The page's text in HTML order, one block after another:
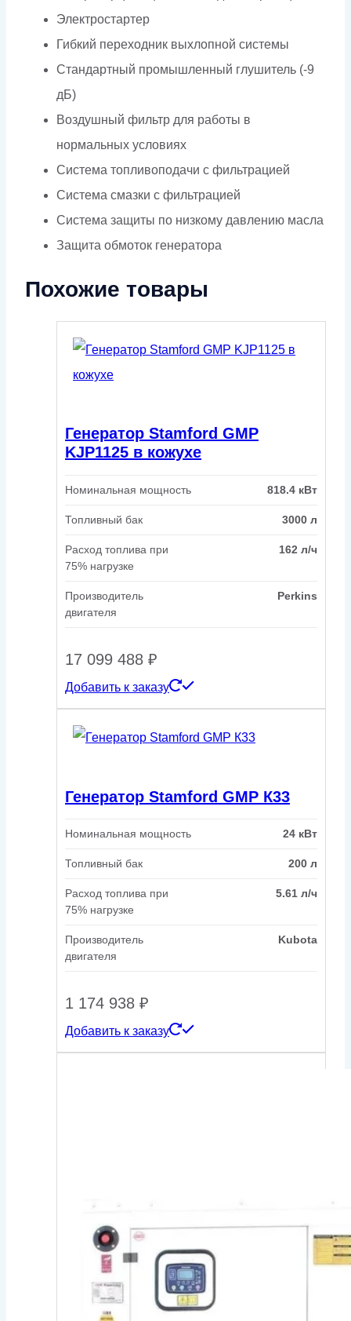
Электростартер
Гибкий переходник выхлопной системы
Стандартный промышленный глушитель (-9
дБ)
Воздушный фильтр для работы в
нормальных условиях
Система топливоподачи с фильтрацией
Система смазки с фильтрацией
Система защиты по низкому давлению масла
Защита обмоток генератора
Похожие товары
Генератор Stamford GMP
KJP1125 в кожухе
Номинальная мощность 818.4 кВт
Топливный бак 3000 л
Расход топлива при
75% нагрузке
162 л/ч
Производитель
двигателя
Perkins
17 099 488 ₽
Добавить к заказу
Генератор Stamford GMP К33
Номинальная мощность 24 кВт
Топливный бак 200 л
Расход топлива при
75% нагрузке
5.61 л/ч
Производитель
двигателя
Kubota
1 174 938 ₽
Добавить к заказу